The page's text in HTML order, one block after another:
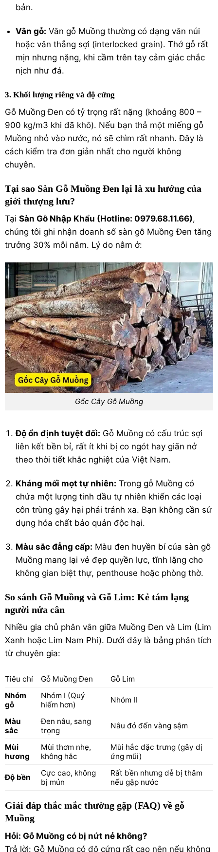
bản.
Vân gỗ: Vân gỗ Muồng thường có dạng vân núi
hoặc vân thẳng sợi (interlocked grain). Thớ gỗ rất
mịn nhưng nặng, khi cầm trên tay cảm giác chắc
nịch như đá.
3. Khối lượng riêng và độ cứng
Gỗ Muồng Đen có tỷ trọng rất nặng (khoảng 800 –
900 kg/m3 khi đã khô). Nếu bạn thả một miếng gỗ
Muồng nhỏ vào nước, nó sẽ chìm rất nhanh. Đây là
cách kiểm tra đơn giản nhất cho người không
chuyên.
Tại sao Sàn Gỗ Muồng Đen lại là xu hướng của
giới thượng lưu?
Tại Sàn Gỗ Nhập Khẩu (Hotline: 0979.68.11.66),
chúng tôi ghi nhận doanh số sàn gỗ Muồng Đen tăng
trưởng 30% mỗi năm. Lý do nằm ở:
Gốc Cây Gỗ Muồng
Độ ổn định tuyệt đối: Gỗ Muồng có cấu trúc sợi
liên kết bền bỉ, rất ít khi bị co ngót hay giãn nở
theo thời tiết khắc nghiệt của Việt Nam.
Kháng mối mọt tự nhiên: Trong gỗ Muồng có
chứa một lượng tinh dầu tự nhiên khiến các loại
côn trùng gây hại phải tránh xa. Bạn không cần sử
dụng hóa chất bảo quản độc hại.
Màu sắc đẳng cấp: Màu đen huyền bí của sàn gỗ
Muồng mang lại vẻ đẹp quyền lực, tĩnh lặng cho
không gian biệt thự, penthouse hoặc phòng thờ.
So sánh Gỗ Muồng và Gỗ Lim: Kẻ tám lạng
người nửa cân
Nhiều gia chủ phân vân giữa Muồng Đen và Lim (Lim
Xanh hoặc Lim Nam Phi). Dưới đây là bảng phân tích
từ chuyên gia:
Tiêu chí Gỗ Muồng Đen
Gỗ Lim
Nhóm
gỗ
Nhóm I (Quý
hiếm hơn)
Nhóm II
Màu
sắc
Đen nâu, sang
trọng
Nâu đỏ đến vàng sậm
Mùi
hương
Mùi thơm nhẹ,
không hắc
Mùi hắc đặc trưng (gây dị
ứng mũi)
Độ bền
Cực cao, không
bị mủn
Rất bền nhưng dễ bị thâm
nếu gặp nước
Giải đáp thắc mắc thường gặp (FAQ) về gỗ
Muồng
Hỏi: Gỗ Muồng có bị nứt nẻ không?
Trả lời: Gỗ Muồng có độ cứng rất cao nên nếu không